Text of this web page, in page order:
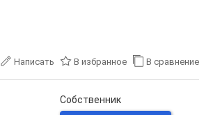
Написать В избранное В сравнение
Собственник